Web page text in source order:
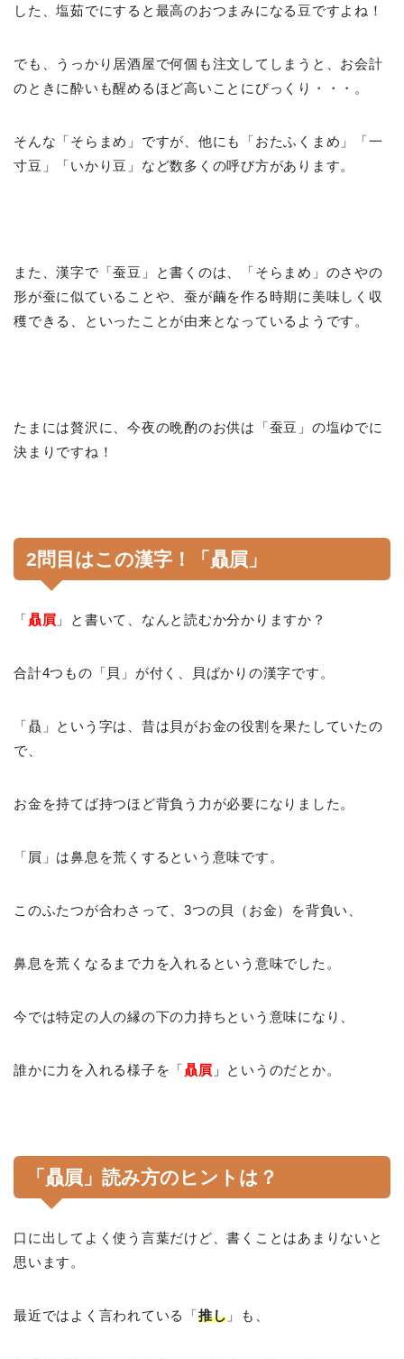
した、塩茹でにすると最高のおつまみになる豆ですよね！
でも、うっかり居酒屋で何個も注文してしまうと、お会計
のときに酔いも醒めるほど高いことにびっくり・・・。
そんな「そらまめ」ですが、他にも「おたふくまめ」「一
寸豆」「いかり豆」など数多くの呼び方があります。
また、漢字で「蚕豆」と書くのは、「そらまめ」のさやの
形が蚕に似ていることや、蚕が繭を作る時期に美味しく収
穫できる、といったことが由来となっているようです。
たまには贅沢に、今夜の晩酌のお供は「蚕豆」の塩ゆでに
決まりですね！
2問目はこの漢字！「贔屓」
「贔屓 」と書いて、なんと読むか分かりますか？
合計4つもの「貝」が付く、貝ばかりの漢字です。
「贔」という字は、昔は貝がお金の役割を果たしていたの
で、
お金を持てば持つほど背負う力が必要になりました。
「屓」は鼻息を荒くするという意味です。
このふたつが合わさって、3つの貝（お金）を背負い、
鼻息を荒くなるまで力を入れるという意味でした。
今では特定の人の縁の下の力持ちという意味になり、
誰かに力を入れる様子を「贔屓 」 というのだとか。
「贔屓」読み方のヒントは？
口に出してよく使う言葉だけど、書くことはあまりないと
思います。
最近ではよく言われている「推し 」も、